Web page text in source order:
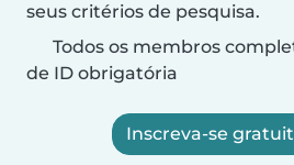
seus critérios de pesquisa.
Todos os membros
de ID obrigatória
Inscreva-se